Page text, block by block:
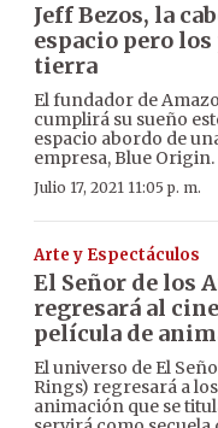
Jeff Bezos, la
espacio pero
tierra
El fundador de
cumplirá su sueño
espacio abordo de
empresa, Blue Origin.
Julio 17, 2021 11:05 p. m.
Arte y Espectáculos
El Señor de los
regresará al
película de
El universo de El
Rings) regresará a
animación que se